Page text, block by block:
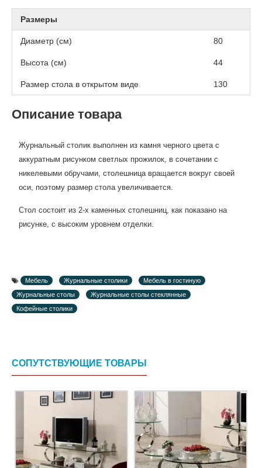
Размеры
Диаметр (см) 80
Высота (см) 44
Размер стола в открытом виде 130
Описание товара
Журнальный столик выполнен из камня черного цвета с
аккуратным рисунком светлых прожилок, в сочетании с
никелевыми обручами, столешница вращается вокруг своей
оси, поэтому размер стола увеличивается.
Стол состоит из 2-х каменных столешниц, как показано на
рисунке, с высоким уровнем отделки.
Мебель Журнальные столики
Мебель в гостиную
Журнальные столы
Журнальные столы стеклянные
Кофейные столики
СОПУТСТВУЮЩИЕ ТОВАРЫ